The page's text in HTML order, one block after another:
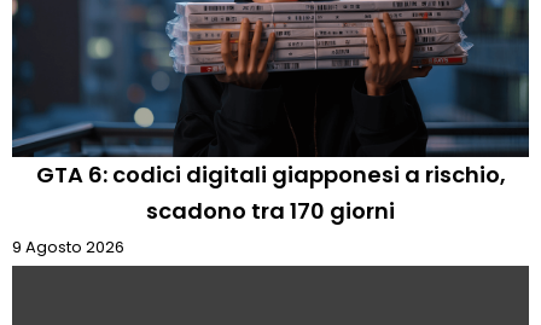
GTA 6: codici digitali giapponesi a rischio,
scadono tra 170 giorni
9 Agosto 2026